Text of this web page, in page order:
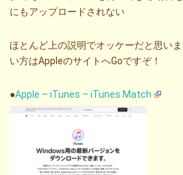
にもアップロードされない
ほとんど上の説明でオッケーだと思い
い方はAppleのサイトへGoですぞ！
●Apple – iTunes – iTunes Match